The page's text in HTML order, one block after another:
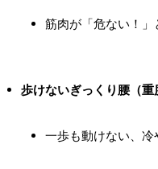
筋肉が「危ない！」
歩けないぎっくり腰（重
一歩も動けない、冷